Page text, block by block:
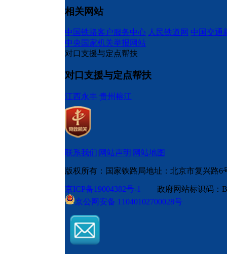
相关网站
中国铁路客户服务中心 人民铁道网 中国交通
中央国家机关举报网站
对口支援与定点帮扶
对口支援与定点帮扶
江西永丰 贵州榕江
联系我们|网站声明|网站地图
版权所有：国家铁路局地址：北京市复兴路6
京ICP备19004382号-1
政府网站标识码
京公网安备 11040102700028号